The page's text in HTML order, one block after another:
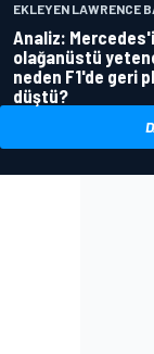
EKLEYEN LAWRENCE
Analiz:
olağanüstü
neden F1'de geri
düştü?